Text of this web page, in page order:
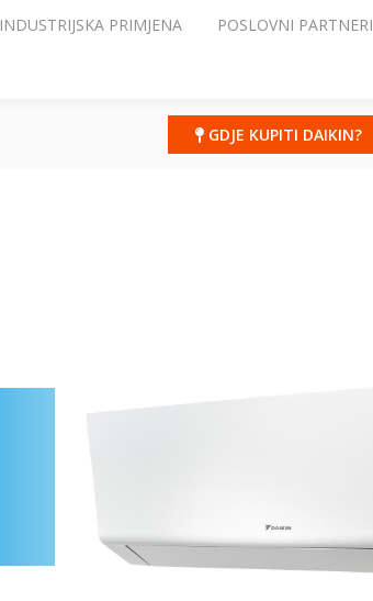
INDUSTRIJSKA PRIMJENA POSLOVNI PARTNERI
GDJE KUPITI DAIKIN?